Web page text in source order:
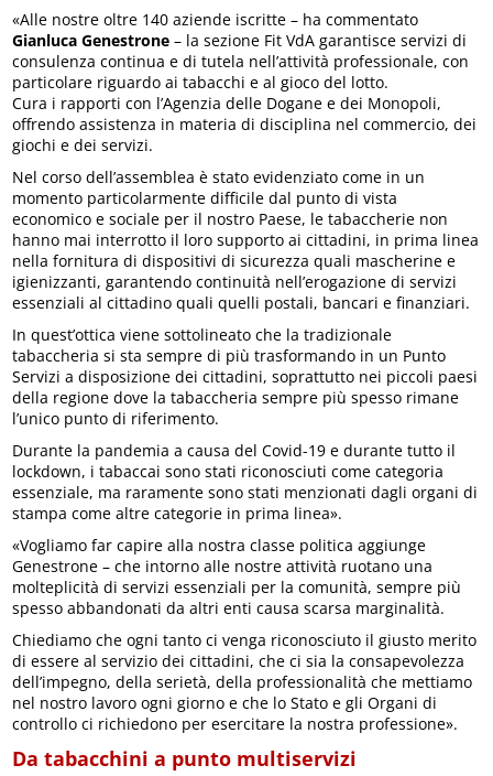
«Alle nostre oltre 140 aziende iscritte – ha commentato
Gianluca Genestrone – la sezione Fit VdA garantisce servizi di
consulenza continua e di tutela nell’attività professionale, con
particolare riguardo ai tabacchi e al gioco del lotto.
Cura i rapporti con l’Agenzia delle Dogane e dei Monopoli,
offrendo assistenza in materia di disciplina nel commercio, dei
giochi e dei servizi.
Nel corso dell’assemblea è stato evidenziato come in un
momento particolarmente difficile dal punto di vista
economico e sociale per il nostro Paese, le tabaccherie non
hanno mai interrotto il loro supporto ai cittadini, in prima linea
nella fornitura di dispositivi di sicurezza quali mascherine e
igienizzanti, garantendo continuità nell’erogazione di servizi
essenziali al cittadino quali quelli postali, bancari e finanziari.
In quest’ottica viene sottolineato che la tradizionale
tabaccheria si sta sempre di più trasformando in un Punto
Servizi a disposizione dei cittadini, soprattutto nei piccoli paesi
della regione dove la tabaccheria sempre più spesso rimane
l’unico punto di riferimento.
Durante la pandemia a causa del Covid-19 e durante tutto il
lockdown, i tabaccai sono stati riconosciuti come categoria
essenziale, ma raramente sono stati menzionati dagli organi di
stampa come altre categorie in prima linea».
«Vogliamo far capire alla nostra classe politica aggiunge
Genestrone – che intorno alle nostre attività ruotano una
molteplicità di servizi essenziali per la comunità, sempre più
spesso abbandonati da altri enti causa scarsa marginalità.
Chiediamo che ogni tanto ci venga riconosciuto il giusto merito
di essere al servizio dei cittadini, che ci sia la consapevolezza
dell’impegno, della serietà, della professionalità che mettiamo
nel nostro lavoro ogni giorno e che lo Stato e gli Organi di
controllo ci richiedono per esercitare la nostra professione».
Da tabacchini a punto multiservizi